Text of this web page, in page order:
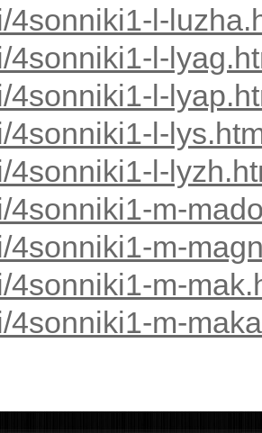
4sonniki1-l-
4sonniki1-l-
4sonniki1-l-
4sonniki1-l-
4sonniki1-l-
4sonniki1-m-
4sonniki1-m-
4sonniki1-m-
4sonniki1-m-